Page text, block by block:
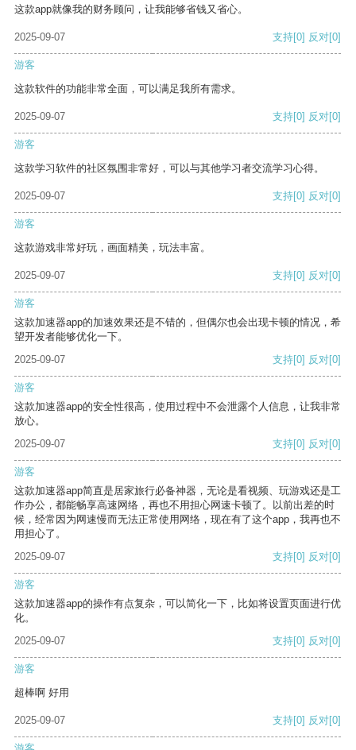
这款app就像我的财务顾问，让我能够省钱又省心。
2025-09-07 支持[0] 反对[0]
游客
这款软件的功能非常全面，可以满足我所有需求。
2025-09-07 支持[0] 反对[0]
游客
这款学习软件的社区氛围非常好，可以与其他学习者交流学习心得。
2025-09-07 支持[0] 反对[0]
游客
这款游戏非常好玩，画面精美，玩法丰富。
2025-09-07 支持[0] 反对[0]
游客
这款加速器app的加速效果还是不错的，但偶尔也会出现卡顿的情况，希
望开发者能够优化一下。
2025-09-07
支持[0] 反对[0]
游客
这款加速器app的安全性很高，使用过程中不会泄露个人信息，让我非常
放心。
2025-09-07
支持[0] 反对[0]
游客
这款加速器app简直是居家旅行必备神器，无论是看视频、玩游戏还是工
作办公，都能畅享高速网络，再也不用担心网速卡顿了。以前出差的时
候，经常因为网速慢而无法正常使用网络，现在有了这个app，我再也不
用担心了。
2025-09-07
支持[0] 反对[0]
游客
这款加速器app的操作有点复杂，可以简化一下，比如将设置页面进行优
化。
2025-09-07
支持[0] 反对[0]
游客
超棒啊 好用
2025-09-07 支持[0] 反对[0]